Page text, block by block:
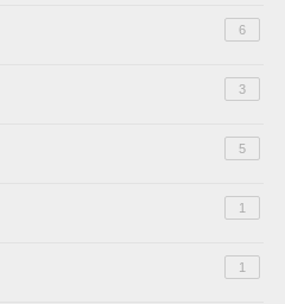
6
3
5
1
1